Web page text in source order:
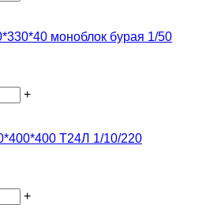
моноблок бурая 1/50
+
Т24Л 1/10/220
+